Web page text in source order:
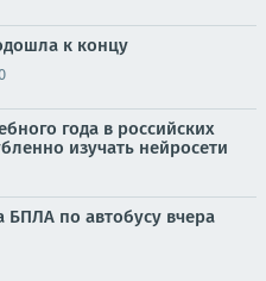
к концу
года в российских
изучать нейросети
БПЛА по автобусу вчера